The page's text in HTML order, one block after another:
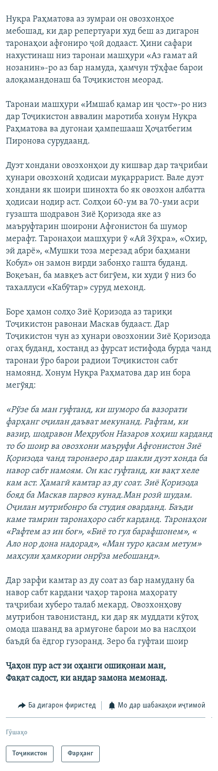
Нуқра Раҳматова аз зумраи он овозхонҳое
мебошад, ки дар репертуари худ беш аз дигарон
таронаҳои афғониро ҷой додааст. Ҳини сафари
нахустинаш низ таронаи машҳури «Аз ғамат ай
нозанин»-ро аз бар намуда, ҳамчун тўҳфае барои
алоқамандонаш ба Тоҷикистон меорад.
Таронаи машҳури «Имшаб қамар ин ҷост»-ро низ
дар Тоҷикистон аввалин маротиба хонум Нуқра
Раҳматова ва дугонаи ҳампешааш Ҳоҷатбегим
Пиронова сурудаанд.
Дуэт хондани овозхонҳои ду кишвар дар таҷрибаи
ҳунари овозхонӣ ҳодисаи муқаррарист. Вале дуэт
хондани як шоири шинохта бо як овозхон албатта
ҳодисаи нодир аст. Солҳои 60-ум ва 70-уми асри
гузашта шодравон Зиё Қоризода яке аз
маъруфтарин шоирони Афғонистон ба шумор
мерафт. Таронаҳои машҳури ў «Ай Зўҳра», «Охир,
эй дарё», «Мушки тоза мерезад абри баҳмани
Кобул» он замон вирди забонҳо гашта буданд.
Воқеъан, ба мавқеъ аст бигўем, ки худи ў низ бо
тахаллуси «Кабўтар» суруд мехонд.
Боре ҳамон солҳо Зиё Қоризода аз тариқи
Тоҷикистон равонаи Маскав будааст. Дар
Тоҷикистон чун аз ҳунари овозхонии Зиё Қоризода
огаҳ буданд, хостанд аз фурсат истифода бурда чанд
таронаи ўро барои радиои Тоҷикистон сабт
намоянд. Хонум Нуқра Раҳматова дар ин бора
мегўяд:
«Рўзе ба ман гуфтанд, ки шуморо ба вазорати
фарҳанг оҷилан даъват мекунанд. Рафтам, ки
вазир, шодравон Меҳрубон Назаров хоҳиш карданд
то бо шоир ва овозхони маъруфи Афғонистон Зиё
Қоризода чанд таронаеро дар шакли дуэт хонда ба
навор сабт намоям. Он кас гуфтанд, ки вақт хеле
кам аст. Ҳамагӣ камтар аз ду соат. Зиё Қоризода
бояд ба Маскав парвоз кунад.Ман розӣ шудам.
Оҷилан мутрибонро ба студия оварданд. Баъди
каме тамрин таронаҳоро сабт карданд. Таронаҳои
«Рафтем аз ин боғ», «Биё то гул барафшонем», «
Ало нор дона надорад», «Ман туро қасам метум»
маҳсули ҳамкории онрўза мебошанд».
Дар зарфи камтар аз ду соат аз бар намудану ба
навор сабт кардани чаҳор тарона маҳорату
таҷрибаи хуберо талаб мекард. Овозхонҳову
мутрибон тавонистанд, ки дар як муддати кўтоҳ
омода шаванд ва армуғоне барои мо ва наслҳои
баъдӣ ба ёдгор гузоранд. Зеро ба гуфтаи шоир
Ҷаҳон пур аст зи оҳанги ошиқонаи ман,
Фақат садост, ки андар замона мемонад.
Ба дигарон фиристед Мо дар шабакаҳои иҷтимоӣ
Гӯшаҳо
Тоҷикистон Фарҳанг